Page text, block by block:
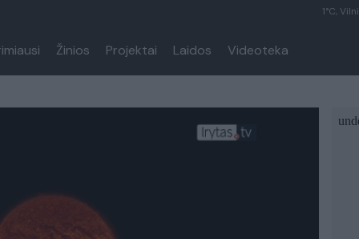
1°C,
Žinios Projektai Laidos Videoteka